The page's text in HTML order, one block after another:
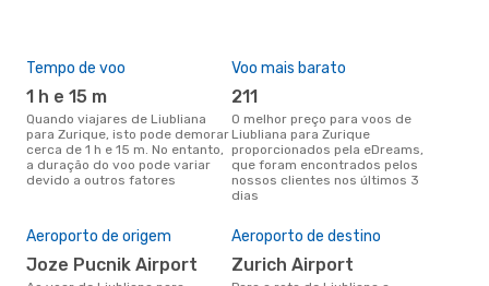
Tempo de voo
1 h e 15 m
Quando viajares de Liubliana
para Zurique, isto pode demorar
cerca de 1 h e 15 m. No entanto,
a duração do voo pode variar
devido a outros fatores
Voo mais barato
211
O melhor preço para voos de
Liubliana para Zurique
proporcionados pela eDreams,
que foram encontrados pelos
nossos clientes nos últimos 3
dias
Aeroporto de origem
Joze Pucnik Airport
Aeroporto de destino
Zurich Airport